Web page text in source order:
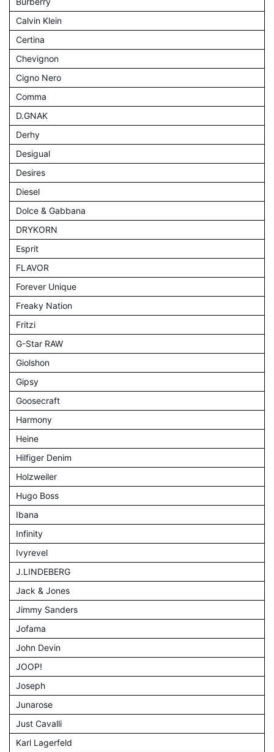
Calvin Klein
Certina
Chevignon
Cigno Nero
Comma
D.GNAK
Derhy
Desigual
Desires
Diesel
Dolce & Gabbana
DRYKORN
Esprit
FLAVOR
Forever Unique
Freaky Nation
Fritzi
G-Star RAW
Giolshon
Gipsy
Goosecraft
Harmony
Heine
Hilfiger Denim
Holzweiler
Hugo Boss
Ibana
Infinity
Ivyrevel
J.LINDEBERG
Jack & Jones
Jimmy Sanders
Jofama
John Devin
JOOP!
Joseph
Junarose
Just Cavalli
Karl Lagerfeld